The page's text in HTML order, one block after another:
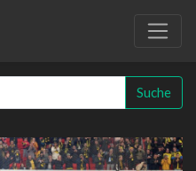
Suche